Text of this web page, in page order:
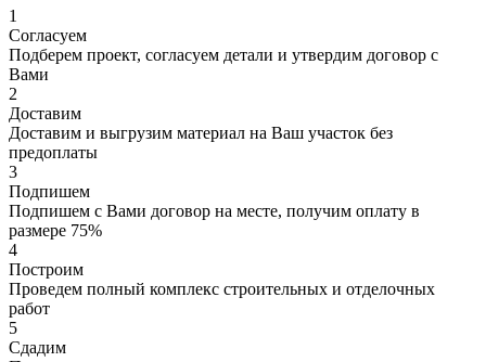
1
Согласуем
Подберем проект, согласуем детали и утвердим договор с
Вами
2
Доставим
Доставим и выгрузим материал на Ваш участок без
предоплаты
3
Подпишем
Подпишем с Вами договор на месте, получим оплату в
размере 75%
4
Построим
Проведем полный комплекс строительных и отделочных
работ
5
Сдадим